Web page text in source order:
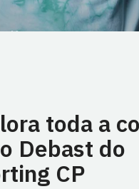
toda a
Debast do
CP